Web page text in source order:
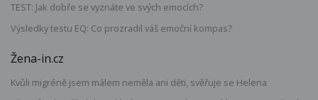
TEST: Jak dobře se vyznáte ve svých emocích?
Výsledky testu EQ: Co prozradil váš emoční kompas?
Žena-in.cz
Kvůli migréně jsem málem neměla ani děti, svěřuje se Helena